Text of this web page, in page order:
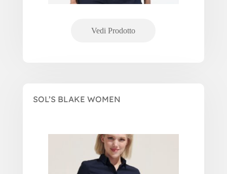
SOL’S BLAKE WOMEN